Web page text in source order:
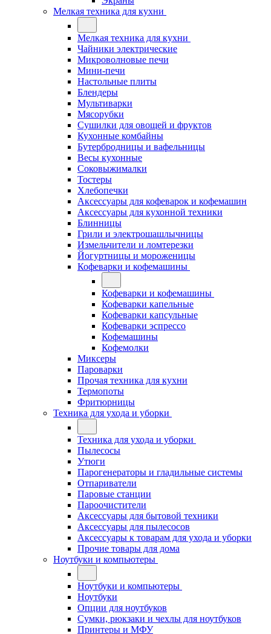
Мелкая техника для кухни
Мелкая техника для кухни
Чайники электрические
Микроволновые печи
Мини-печи
Настольные плиты
Блендеры
Мультиварки
Мясорубки
Сушилки для овощей и фруктов
Кухонные комбайны
Бутербродницы и вафельницы
Весы кухонные
Соковыжималки
Тостеры
Хлебопечки
Аксессуары для кофеварок и кофемашин
Аксессуары для кухонной техники
Блинницы
Грили и электрошашлычницы
Измельчители и ломтерезки
Йогуртницы и мороженицы
Кофеварки и кофемашины
Кофеварки и кофемашины
Кофеварки капельные
Кофеварки капсульные
Кофеварки эспрессо
Кофемашины
Кофемолки
Миксеры
Пароварки
Прочая техника для кухни
Термопоты
Фритюрницы
Техника для ухода и уборки
Техника для ухода и уборки
Пылесосы
Утюги
Парогенераторы и гладильные системы
Отпариватели
Паровые станции
Пароочистители
Аксессуары для бытовой техники
Аксессуары для пылесосов
Аксессуары к товарам для ухода и уборки
Прочие товары для дома
Ноутбуки и компьютеры
Ноутбуки и компьютеры
Ноутбуки
Опции для ноутбуков
Сумки, рюкзаки и чехлы для ноутбуков
Принтеры и МФУ